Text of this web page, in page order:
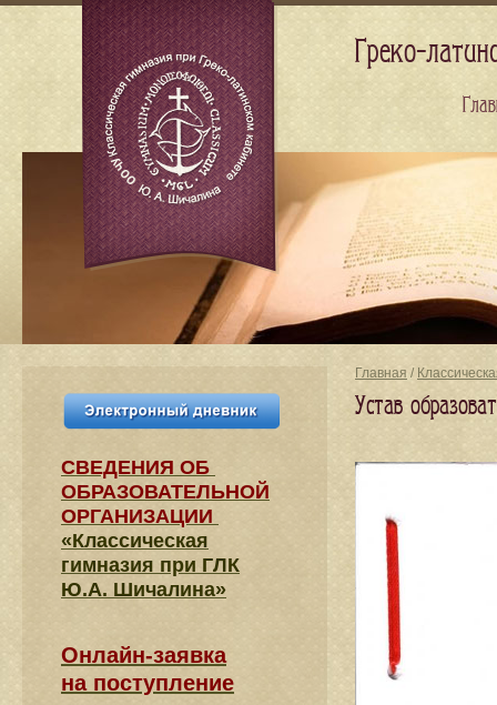
Главная /
Устав
СВЕДЕНИЯ​ ОБ
ОБРАЗОВАТЕЛЬНОЙ
ОРГАНИЗАЦИИ
«Классическая
гимназия при ГЛК
Ю.А. Шичалина»
Онлайн-заявка
на поступление
Греко-